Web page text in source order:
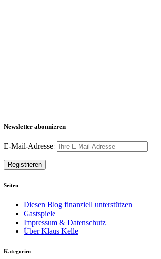
Newsletter abonnieren
E-Mail-Adresse:
Seiten
Diesen Blog finanziell unterstützen
Gastspiele
Impressum & Datenschutz
Über Klaus Kelle
Kategorien